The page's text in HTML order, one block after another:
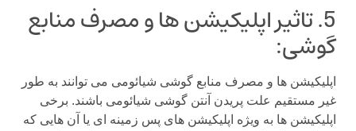
5. تاثیر اپلیکیشن ها و مصرف منابع
گوشی:
اپلیکیشن ها و مصرف منابع گوشی شیائومی می توانند به طور
غیر مستقیم علت پریدن آنتن گوشی شیائومی باشند. برخی
اپلیکیشن ها به ویژه اپلیکیشن های پس زمینه ای یا آن هایی که